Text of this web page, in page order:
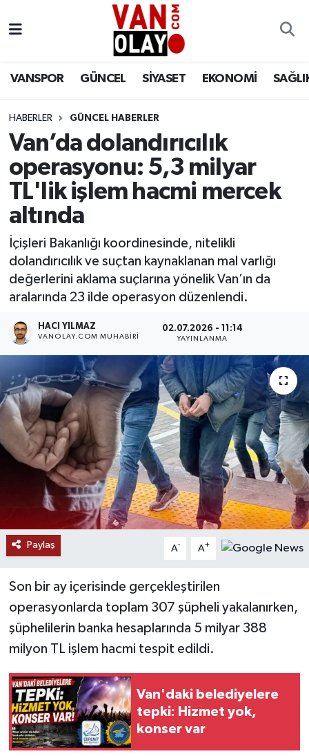
VANSPOR GÜNCEL SİYASET EKONOMİ
HABERLER GÜNCEL HABERLER
Van’da dolandırıcılık
operasyonu: 5,3 milyar
TL'lik işlem hacmi mercek
altında
İçişleri Bakanlığı koordinesinde, nitelikli
dolandırıcılık ve suçtan kaynaklanan mal varlığı
değerlerini aklama suçlarına yönelik Van’ın da
aralarında 23 ilde operasyon düzenlendi.
HACI YILMAZ
VANOLAY.COM MUHABIRI
02.07.2026 - 11:14
YAYINLANMA
Paylaş A- A+
Son bir ay içerisinde gerçekleştirilen
operasyonlarda toplam 307 şüpheli yakalanırken,
şüphelilerin banka hesaplarında 5 milyar 388
milyon TL işlem hacmi tespit edildi.
Van'daki belediyelere
tepki: Hizmet yok,
konser var
Siyaset
Sağlık
Bilim & Teknoloji
Dünya
RESMİ İLANLAR
Van Nöbetçi Eczaneler
Van Namaz Vakitleri
Van Trafik Yoğunluk Haritası
Süper Lig Puan Durumu ve Fikstür
Son Dakika Haberleri
Haber Arşivi